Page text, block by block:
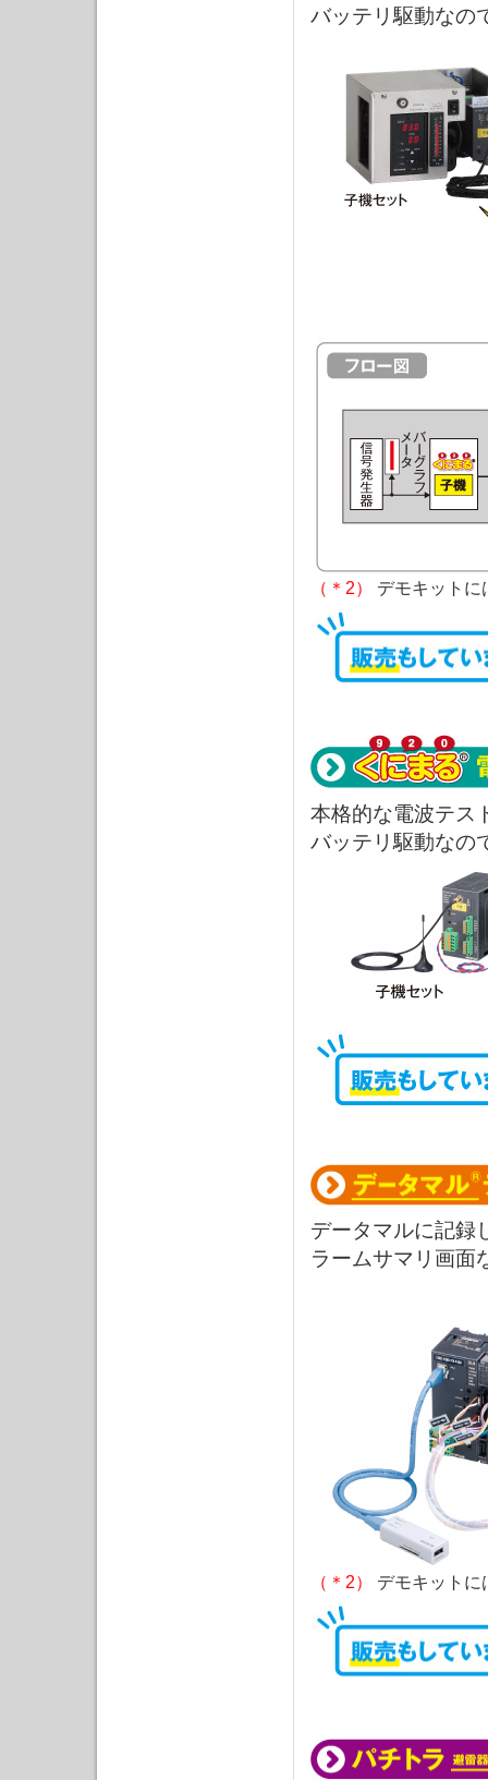
バッテリ駆動なの
（＊2） デモキットに
本格的な電波テス
バッテリ駆動なの
データマルに記録
ラームサマリ画面
（＊2） デモキットに